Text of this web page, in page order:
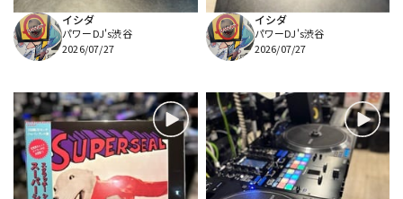
イシダ
パワーDJ's渋谷
2026/07/27
イシダ
パワーDJ's渋谷
2026/07/27